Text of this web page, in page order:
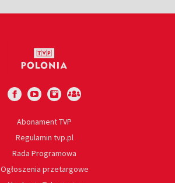
Abonament TVP
Regulamin tvp.pl
Rada Programowa
Ogłoszenia przetargowe